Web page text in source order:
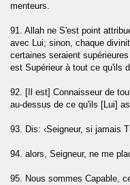
menteurs.
91. Allah ne S'est point
avec Lui; sinon, chaque
certaines seraient
est Supérieur à tout ce qu'ils
92. [Il est] Connaisseur de
au-dessus de ce qu'ils [Lui]
93. Dis: ‹Seigneur, si jamais
94. alors, Seigneur, ne me
95. Nous sommes Capable,
Falaq)